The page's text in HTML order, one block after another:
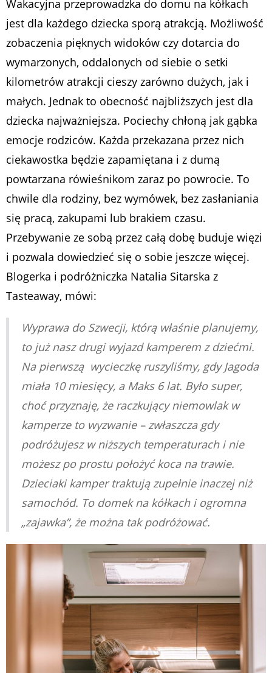
Wakacyjna przeprowadzka do domu na kółkach
jest dla każdego dziecka sporą atrakcją. Możliwość
zobaczenia pięknych widoków czy dotarcia do
wymarzonych, oddalonych od siebie o setki
kilometrów atrakcji cieszy zarówno dużych, jak i
małych. Jednak to obecność najbliższych jest dla
dziecka najważniejsza. Pociechy chłoną jak gąbka
emocje rodziców. Każda przekazana przez nich
ciekawostka będzie zapamiętana i z dumą
powtarzana rówieśnikom zaraz po powrocie. To
chwile dla rodziny, bez wymówek, bez zasłaniania
się pracą, zakupami lub brakiem czasu.
Przebywanie ze sobą przez całą dobę buduje więzi
i pozwala dowiedzieć się o sobie jeszcze więcej.
Blogerka i podróżniczka Natalia Sitarska z
Tasteaway, mówi:
Wyprawa do Szwecji, którą właśnie planujemy,
to już nasz drugi wyjazd kamperem z dziećmi.
Na pierwszą wycieczkę ruszyliśmy, gdy Jagoda
miała 10 miesięcy, a Maks 6 lat. Było super,
choć przyznaję, że raczkujący niemowlak w
kamperze to wyzwanie – zwłaszcza gdy
podróżujesz w niższych temperaturach i nie
możesz po prostu położyć koca na trawie.
Dzieciaki kamper traktują zupełnie inaczej niż
samochód. To domek na kółkach i ogromna
„zajawka”, że można tak podróżować.